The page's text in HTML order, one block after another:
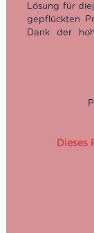
Lösung für
gepflückten
Dank der
sind die
lange
Die
vulkanischen
Dieses